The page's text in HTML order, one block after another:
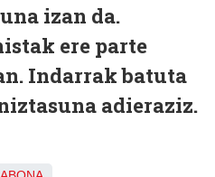
izan da.
ere parte
Indarrak batuta
adieraziz.